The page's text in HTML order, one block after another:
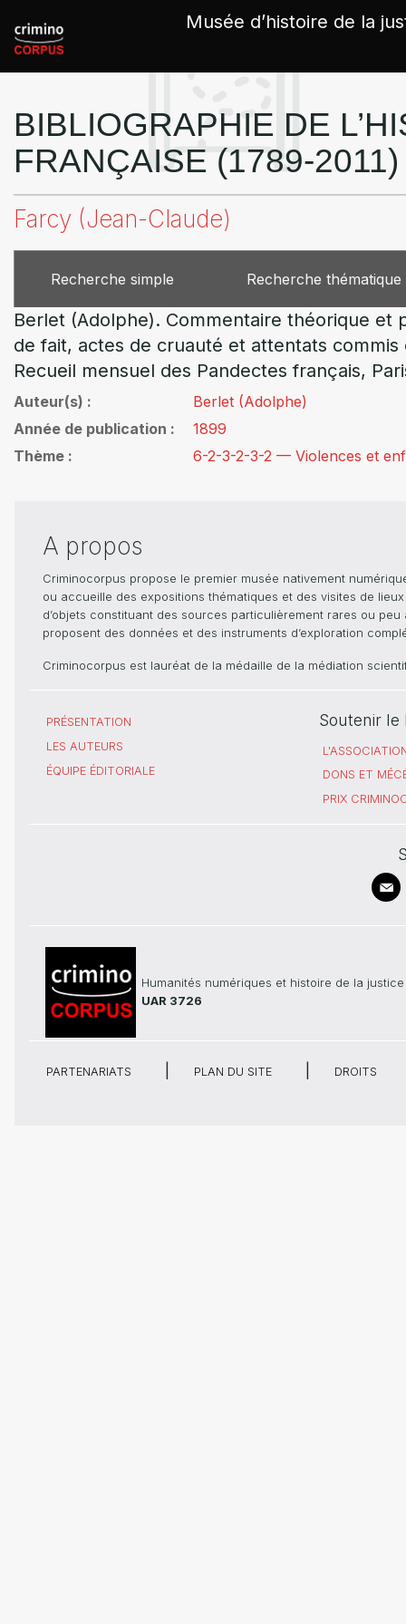
Musée d’histoire de la
BIBLIOGRAPHIE DE
FRANÇAISE (1789-2011)
Farcy (Jean-Claude)
Recherche simple Recherche thématique
Berlet (Adolphe). Commentaire théorique et
de fait, actes de cruauté et attentats
Recueil mensuel des Pandectes français,
Auteur(s)
Berlet (Adolphe)
Année de publication
1899
Thème
6-2-3-2-3-2 — Violences et
A propos
Criminocorpus propose le premier musée nativement
ou accueille des expositions thématiques et des visites de
d’objets constituant des sources particulièrement rares ou
proposent des données et des instruments d’exploration
Criminocorpus est lauréat de la médaille de la médiation
PRÉSENTATION
LES AUTEURS
ÉQUIPE ÉDITORIALE
Soutenir le
DONS ET
PRIX
Humanités numériques et histoire de la justice
UAR 3726
PARTENARIATS PLAN DU SITE DROITS
Panneau de gestion des cookies